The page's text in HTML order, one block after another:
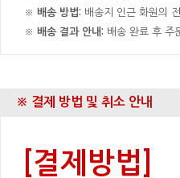
※배송 방법: 배송지 인근 화원의
※배송 결과 안내: 배송 완료 후 주
※ 결제 방법 및 취소 안내
[결제방법]